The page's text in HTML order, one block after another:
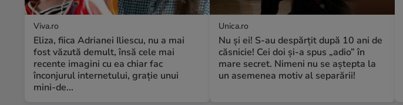
Viva.ro
Eliza, fiica Adrianei Iliescu, nu a mai
fost văzută demult, însă cele mai
recente imagini cu ea chiar fac
înconjurul internetului, grație unui
mini-de...
Unica.ro
Nu și ei! S-au despărțit după 10 ani de
căsnicie! Cei doi și-a spus „adio” în
mare secret. Nimeni nu se aștepta la
un asemenea motiv al separării!